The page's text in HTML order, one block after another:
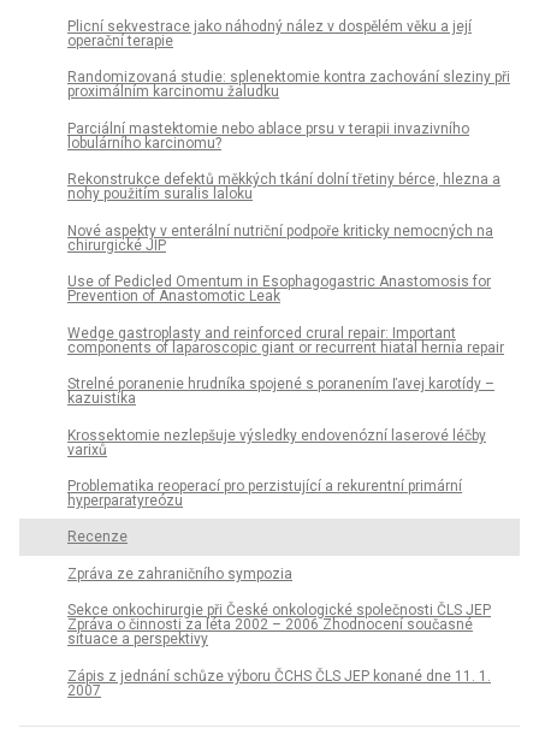
Plicní sekvestrace jako náhodný nález v dospělém věku a její
operační terapie
Randomizovaná studie: splenektomie kontra zachování sleziny při
proximálním karcinomu žaludku
Parciální mastektomie nebo ablace prsu v terapii invazivního
lobulárního karcinomu?
Rekonstrukce defektů měkkých tkání dolní třetiny bérce, hlezna a
nohy použitím suralis laloku
Nové aspekty v enterální nutriční podpoře kriticky nemocných na
chirurgické JIP
Use of Pedicled Omentum in Esophagogastric Anastomosis for
Prevention of Anastomotic Leak
Wedge gastroplasty and reinforced crural repair: Important
components of laparoscopic giant or recurrent hiatal hernia repair
Strelné poranenie hrudníka spojené s poranením ľavej karotídy –
kazuistika
Krossektomie nezlepšuje výsledky endovenózní laserové léčby
varixů
Problematika reoperací pro perzistující a rekurentní primární
hyperparatyreózu
Recenze
Zpráva ze zahraničního sympozia
Sekce onkochirurgie při České onkologické společnosti ČLS JEP
Zpráva o činnosti za léta 2002 – 2006 Zhodnocení současné
situace a perspektivy
Zápis z jednání schůze výboru ČCHS ČLS JEP konané dne 11. 1.
2007